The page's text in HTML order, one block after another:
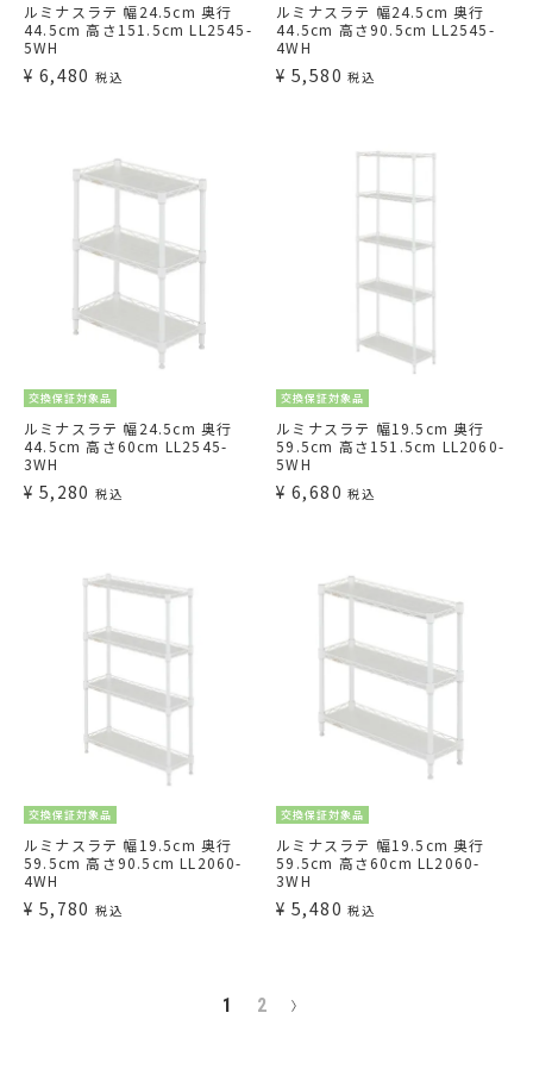
ルミナスラテ 幅24.5cm 奥行
44.5cm 高さ151.5cm LL2545-
5WH
¥ 6,480 税込
ルミナスラテ 幅24.5cm 奥行
44.5cm 高さ90.5cm LL2545-
4WH
¥ 5,580 税込
交換保証対象品
ルミナスラテ 幅24.5cm 奥行
44.5cm 高さ60cm LL2545-
3WH
¥ 5,280 税込
交換保証対象品
ルミナスラテ 幅19.5cm 奥行
59.5cm 高さ151.5cm LL2060-
5WH
¥ 6,680 税込
交換保証対象品
ルミナスラテ 幅19.5cm 奥行
59.5cm 高さ90.5cm LL2060-
4WH
¥ 5,780 税込
交換保証対象品
ルミナスラテ 幅19.5cm 奥行
59.5cm 高さ60cm LL2060-
3WH
¥ 5,480 税込
1 2